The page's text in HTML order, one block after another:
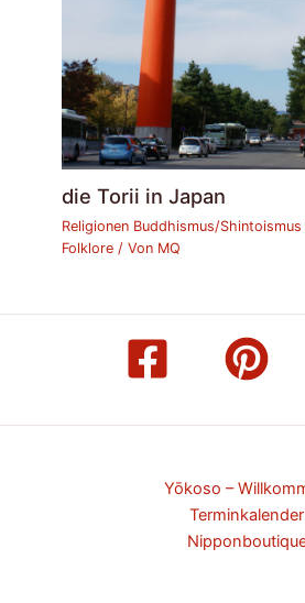
die Torii in Japan
Religionen Buddhismus/
Folklore / Von MQ
Yōkoso –
Terminkalender